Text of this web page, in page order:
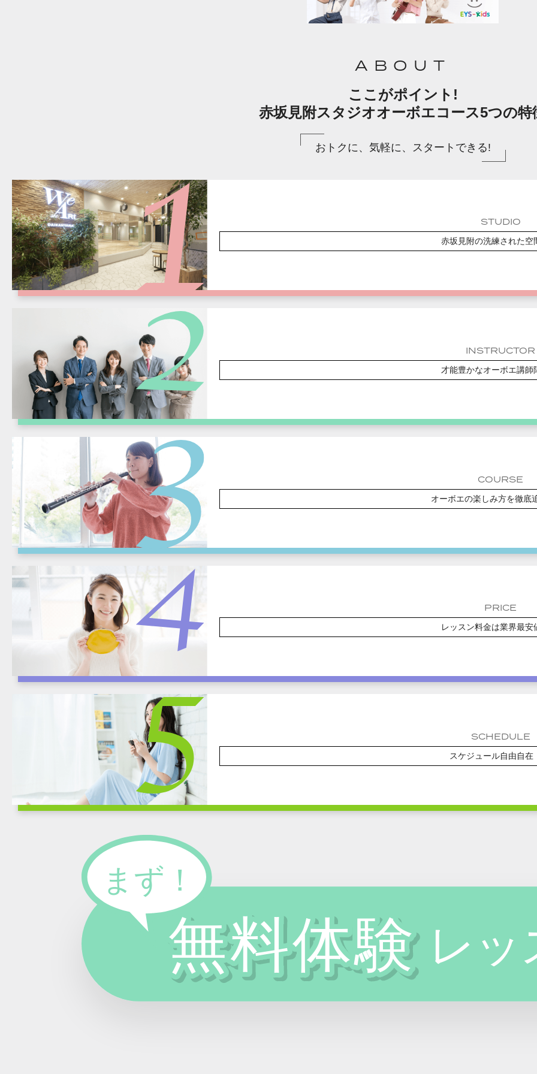
ABOUT
ここがポイント!
赤坂見附スタジオオーボエコース5つの特
おトクに、気軽に、スタートできる!
STUDIO
赤坂見附の洗練された空
INSTRUCTOR
才能豊かなオーボエ講師
COURSE
オーボエの楽しみ方を徹底
PRICE
レッスン料金は業界最安
SCHEDULE
スケジュール自由自在